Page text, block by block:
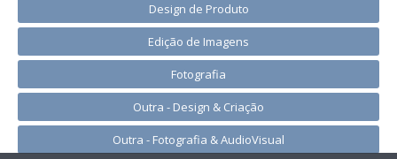
Design de Produto
Edição de Imagens
Fotografia
Outra - Design & Criação
Outra - Fotografia & AudioVisual